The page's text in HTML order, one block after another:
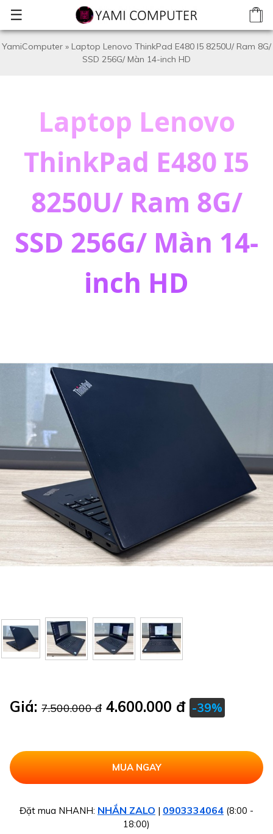
☰
YamiComputer » Laptop Lenovo ThinkPad E480 I5 8250U/ Ram 8G/
SSD 256G/ Màn 14-inch HD
Laptop Lenovo
ThinkPad E480 I5
8250U/ Ram 8G/
SSD 256G/ Màn 14-
inch HD
Giá: 7.500.000 đ 4.600.000 đ -39%
Đặt mua NHANH: NHẮN ZALO | 0903334064 (8:00 -
18:00)